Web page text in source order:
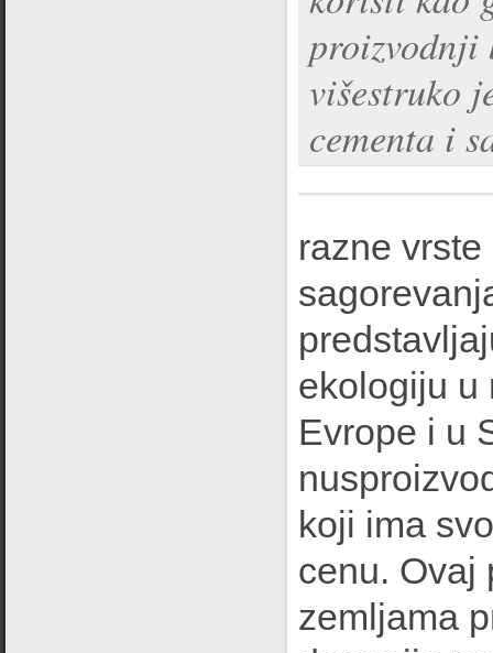
proizvodnji
višestruko
cementa i
razne
ekologiju u
Evrope i u
koji ima
cenu. Ovaj
zemljama